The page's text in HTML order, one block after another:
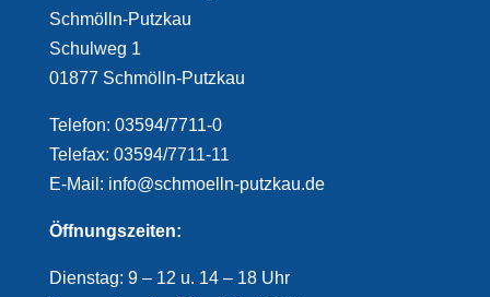
Schmölln-Putzkau
Schulweg 1
01877 Schmölln-Putzkau
Telefon: 03594/7711-0
Telefax: 03594/7711-11
E-Mail: info@schmoelln-putzkau.de
Öffnungszeiten:
Dienstag: 9 – 12 u. 14 – 18 Uhr